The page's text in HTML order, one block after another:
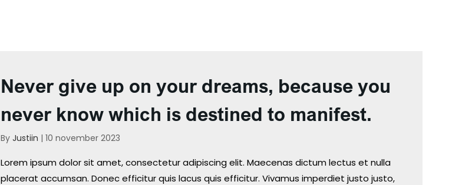
Never give up on your dreams, because you
never know which is destined to manifest.
By Justiin | 10 november 2023
Lorem ipsum dolor sit amet, consectetur adipiscing elit. Maecenas dictum lectus et nulla
placerat accumsan. Donec efficitur quis lacus quis efficitur. Vivamus imperdiet justo justo,